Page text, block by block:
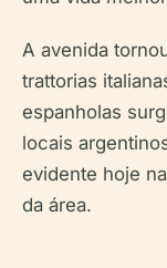
A avenida
trattorias
espanholas
locais
evidente hoje
da área.